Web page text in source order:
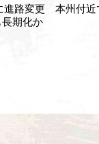
路変更 本州付近
期化か